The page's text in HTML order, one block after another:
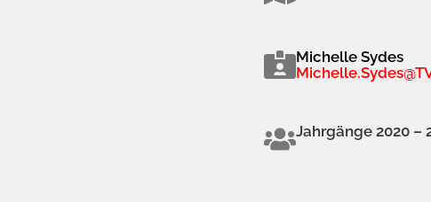
Michelle Sydes
Jahrgänge 2020 –